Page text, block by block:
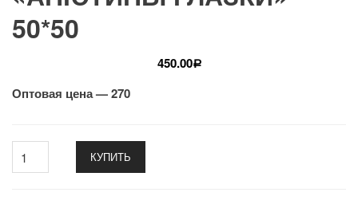
50*50
450.00Р
Оптовая цена — 270
КУПИТЬ